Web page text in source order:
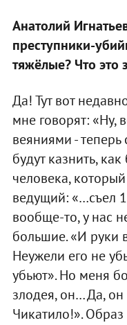
Анатолий
преступники-
тяжёлые? Что это
Да! Тут вот
мне говорят: «Ну,
веяниями -
будут казнить,
человека,
ведущий: «…съел
вообще-то, у нас
большие. «И руки
Неужели его не
убьют». Но меня
злодея, он… Да, он
Чикатило!».